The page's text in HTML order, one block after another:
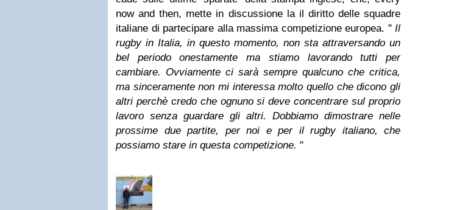
now and then, mette in discussione la il diritto delle squadre
italiane di partecipare alla massima competizione europea. " Il
rugby in Italia, in questo momento, non sta attraversando un
bel periodo onestamente ma stiamo lavorando tutti per
cambiare. Ovviamente ci sarà sempre qualcuno che critica,
ma sinceramente non mi interessa molto quello che dicono gli
altri perchè credo che ognuno si deve concentrare sul proprio
lavoro senza guardare gli altri. Dobbiamo dimostrare nelle
prossime due partite, per noi e per il rugby italiano, che
possiamo stare in questa competizione. "